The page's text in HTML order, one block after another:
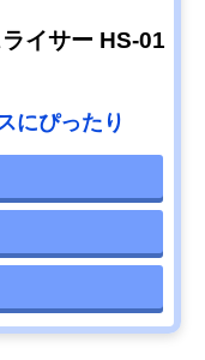
イサー HS-01
にぴったり